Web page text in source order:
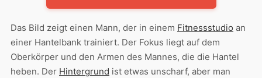
Das Bild zeigt einen Mann, der in einem Fitnessstudio an
einer Hantelbank trainiert. Der Fokus liegt auf dem
Oberkörper und den Armen des Mannes, die die Hantel
heben. Der Hintergrund ist etwas unscharf, aber man